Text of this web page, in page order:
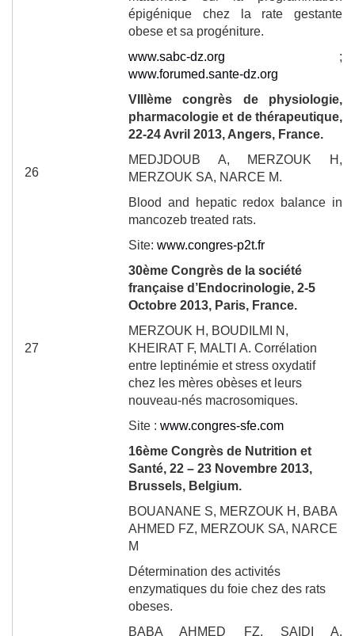
épigénique chez la rate gestante
obese et sa progéniture.
www.sabc-dz.org
;
www.forumed.sante-dz.org
26
VIII ème congrès de physiologie,
pharmacologie et de thérapeutique,
22-24 Avril 2013, Angers, France.
MEDJDOUB A, MERZOUK H,
MERZOUK SA, NARCE M.
Blood and hepatic redox balance in
mancozeb treated rats.
Site: www.congres-p2t.fr
27
30ème Congrès de la société
française d’Endocrinologie, 2-5
Octobre 2013, Paris, France.
MERZOUK H, BOUDILMI N,
KHEIRAT F, MALTI A. Corrélation
entre leptinémie et stress oxydatif
chez les mères obèses et leurs
nouveau-nés macrosomiques.
Site : www.congres-sfe.com
16ème Congrès de Nutrition et
Santé, 22 – 23 Novembre 2013,
Brussels, Belgium.
BOUANANE S, MERZOUK H, BABA
AHMED FZ, MERZOUK SA, NARCE
M
Détermination des activités
enzymatiques du foie chez des rats
obeses.
BABA AHMED FZ, SAIDI A,